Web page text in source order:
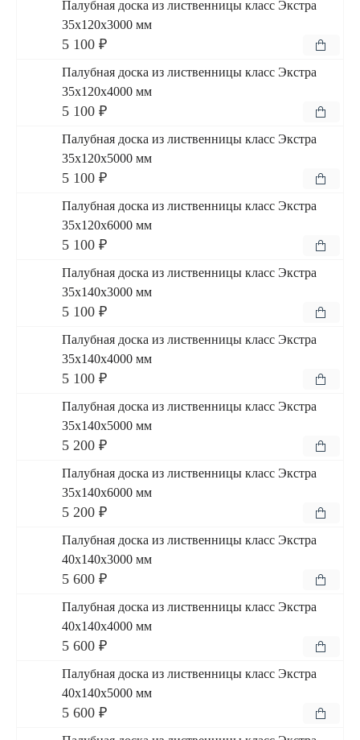
Палубная доска из лиственницы класс Экстра
35x120x3000 мм
5 100 ₽
Палубная доска из лиственницы класс Экстра
35x120x4000 мм
5 100 ₽
Палубная доска из лиственницы класс Экстра
35x120x5000 мм
5 100 ₽
Палубная доска из лиственницы класс Экстра
35x120x6000 мм
5 100 ₽
Палубная доска из лиственницы класс Экстра
35x140x3000 мм
5 100 ₽
Палубная доска из лиственницы класс Экстра
35x140x4000 мм
5 100 ₽
Палубная доска из лиственницы класс Экстра
35x140x5000 мм
5 200 ₽
Палубная доска из лиственницы класс Экстра
35x140x6000 мм
5 200 ₽
Палубная доска из лиственницы класс Экстра
40x140x3000 мм
5 600 ₽
Палубная доска из лиственницы класс Экстра
40x140x4000 мм
5 600 ₽
Палубная доска из лиственницы класс Экстра
40x140x5000 мм
5 600 ₽